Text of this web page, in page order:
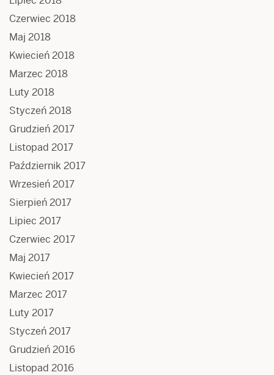
Czerwiec 2018
Maj 2018
Kwiecień 2018
Marzec 2018
Luty 2018
Styczeń 2018
Grudzień 2017
Listopad 2017
Październik 2017
Wrzesień 2017
Sierpień 2017
Lipiec 2017
Czerwiec 2017
Maj 2017
Kwiecień 2017
Marzec 2017
Luty 2017
Styczeń 2017
Grudzień 2016
Listopad 2016